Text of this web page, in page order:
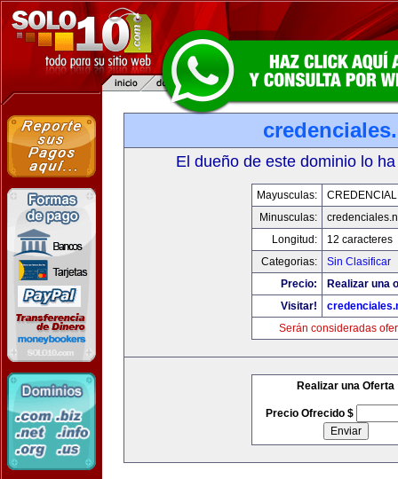
El dueño de este dominio lo
Mayusculas:
Minusculas:
Longitud:
12 caracteres
Categorias:
Sin Clasificar
Precio:
Realizar una
Visitar!
Serán consideradas
Realizar una Oferta
Precio Ofrecido $